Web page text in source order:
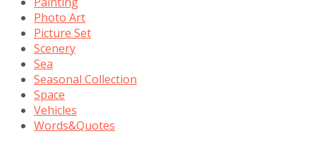
Photo Art
Picture Set
Scenery
Sea
Seasonal Collection
Space
Vehicles
Words&Quotes